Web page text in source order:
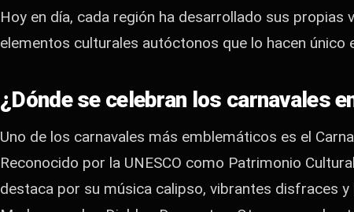
Hoy en día, cada región ha desarrollado sus propias
elementos culturales autóctonos que lo hacen único
¿Dónde se celebran los carnavales
Uno de los carnavales más emblemáticos es el
Reconocido por la UNESCO como Patrimonio
destaca por su música calipso, vibrantes disfraces